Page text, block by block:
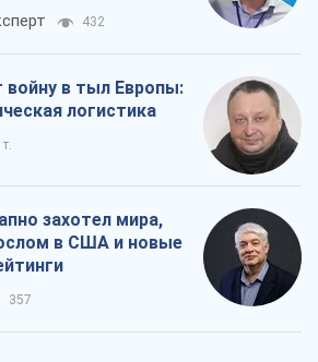
432
войну в тыл Европы:
логистика
захотел мира,
в США и новые
357